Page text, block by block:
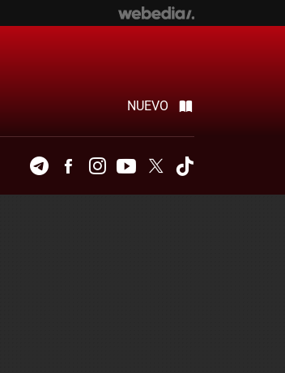
NUEVO
TelegramFacebookInstagramYoutubeTwitter